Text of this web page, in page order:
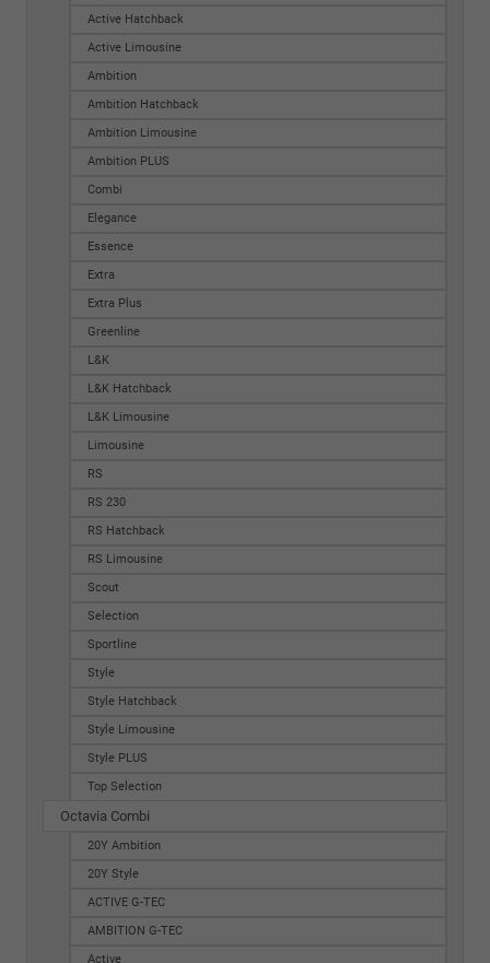
Active Hatchback
Active Limousine
Ambition
Ambition Hatchback
Ambition Limousine
Ambition PLUS
Combi
Elegance
Essence
Extra
Extra Plus
Greenline
L&K
L&K Hatchback
L&K Limousine
Limousine
RS
RS 230
RS Hatchback
RS Limousine
Scout
Selection
Sportline
Style
Style Hatchback
Style Limousine
Style PLUS
Top Selection
Octavia Combi
20Y Ambition
20Y Style
ACTIVE G-TEC
AMBITION G-TEC
Active